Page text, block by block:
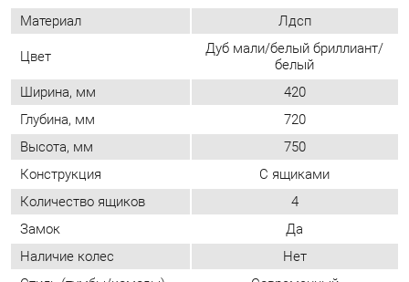
Высота, мм
750
С ящиками
Количество ящиков
4
Замок
Да
Наличие колес
Нет
Стиль (тумбы/комоды)
Современный
Применение (тумбы/
комоды)
Для стола
Форма (тумбы и комоды) Прямоугольные
Материал ящиков Лдсп